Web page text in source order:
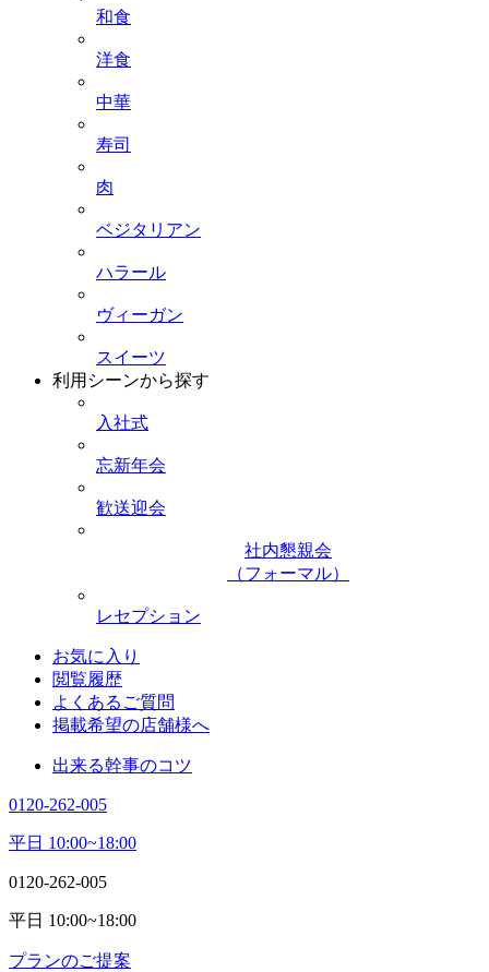
和食
洋食
中華
寿司
肉
ベジタリアン
ハラール
ヴィーガン
スイーツ
利用シーンから探す
入社式
忘新年会
歓送迎会
社内懇親会
（フォーマル）
レセプション
お気に入り
閲覧履歴
よくあるご質問
掲載希望の店舗様へ
出来る幹事のコツ
0120-262-005
平日 10:00~18:00
0120-262-005
平日 10:00~18:00
プランのご提案